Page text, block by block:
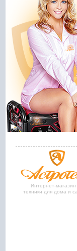
Интернет-магазин
техники для дома и